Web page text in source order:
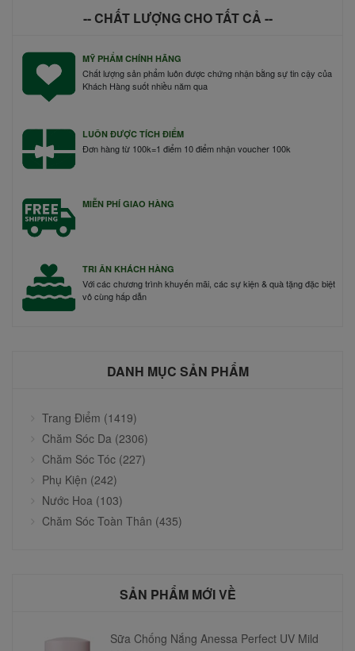
-- CHẤT LƯỢNG CHO TẤT CẢ --
MỸ PHẨM CHÍNH HÃNG
Chất lượng sản phẩm luôn được chứng nhận bằng sự tin cậy của
Khách Hàng suốt nhiều năm qua
LUÔN ĐƯỢC TÍCH ĐIỂM
Đơn hàng từ 100k=1 điểm 10 điểm nhận voucher 100k
MIỄN PHÍ GIAO HÀNG
TRI ÂN KHÁCH HÀNG
Với các chương trình khuyến mãi, các sự kiện & quà tặng đặc biệt
vô cùng hấp dẫn
DANH MỤC SẢN PHẨM
Trang Điểm (1419)
Chăm Sóc Da (2306)
Chăm Sóc Tóc (227)
Phụ Kiện (242)
Nước Hoa (103)
Chăm Sóc Toàn Thân (435)
SẢN PHẨM MỚI VỀ
Sữa Chống Nắng Anessa Perfect UV Mild